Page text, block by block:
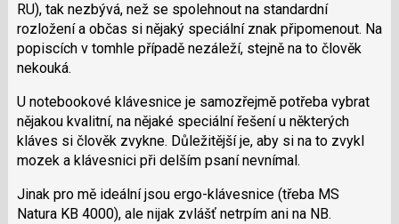
klávesy
N
pro
a
P
pro
předchozí
názor
RU), tak nezbývá, než se spolehnout na standardní
rozložení a občas si nějaký speciální znak připomenout. Na
popiscích v tomhle případě nezáleží, stejně na to člověk
nekouká.
U notebookové klávesnice je samozřejmě potřeba vybrat
nějakou kvalitní, na nějaké speciální řešení u některých
kláves si člověk zvykne. Důležitější je, aby si na to zvykl
mozek a klávesnici při delším psaní nevnímal.
Jinak pro mě ideální jsou ergo-klávesnice (třeba MS
Natura KB 4000), ale nijak zvlášť netrpím ani na NB.